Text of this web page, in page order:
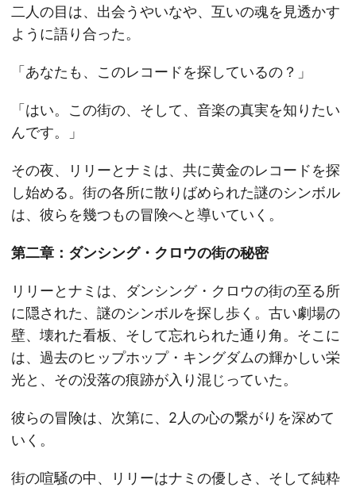
二人の目は、出会うやいなや、互いの魂を見透かす
ように語り合った。
「あなたも、このレコードを探しているの？」
「はい。この街の、そして、音楽の真実を知りたい
んです。」
その夜、リリーとナミは、共に黄金のレコードを探
し始める。街の各所に散りばめられた謎のシンボル
は、彼らを幾つもの冒険へと導いていく。
第二章：ダンシング・クロウの街の秘密
リリーとナミは、ダンシング・クロウの街の至る所
に隠された、謎のシンボルを探し歩く。古い劇場の
壁、壊れた看板、そして忘れられた通り角。そこに
は、過去のヒップホップ・キングダムの輝かしい栄
光と、その没落の痕跡が入り混じっていた。
彼らの冒険は、次第に、2人の心の繋がりを深めて
いく。
街の喧騒の中、リリーはナミの優しさ、そして純粋